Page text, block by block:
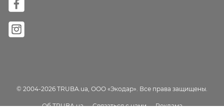
© 2004-2026 TRUBA.ua, ООО «Экодар». Все права защищены.
Об TRUBA.ua Связаться с нами Реклама